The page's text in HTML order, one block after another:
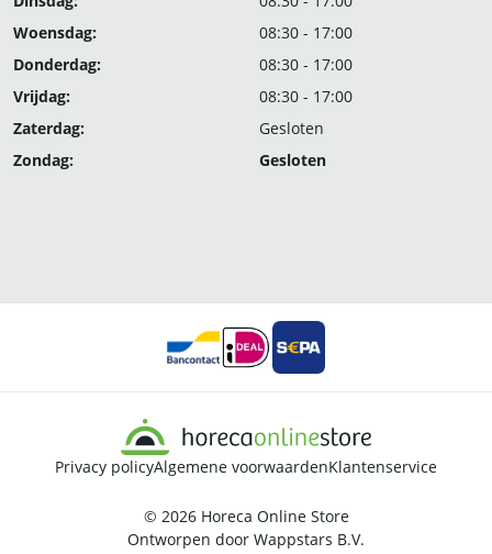
Woensdag:
08:30 - 17:00
Donderdag:
08:30 - 17:00
Vrijdag:
08:30 - 17:00
Zaterdag:
Gesloten
Zondag:
Gesloten
Privacy policyAlgemene voorwaardenKlantenservice
© 2026 Horeca Online Store
Ontworpen door Wappstars B.V.